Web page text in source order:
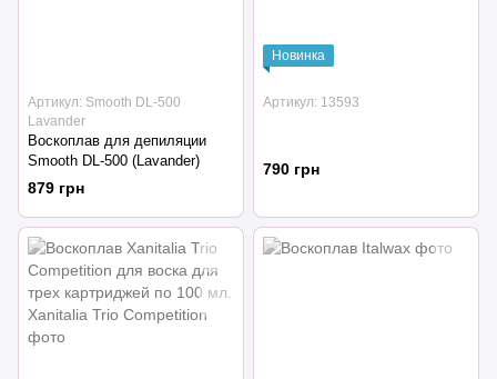
Артикул: Smooth DL-500
Lavander
Воскоплав для депиляции
Smooth DL-500 (Lavander)
879 грн
Новинка
Артикул: 13593
790 грн